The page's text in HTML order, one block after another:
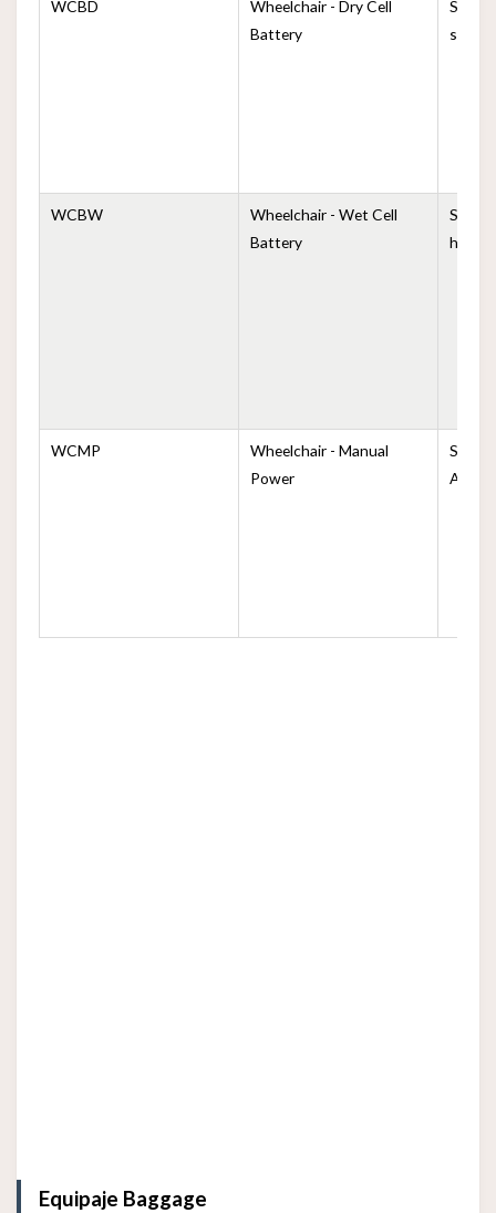
WCBD
Wheelchair - Dry Cell
Battery
Silla
seca
WCBW
Wheelchair - Wet Cell
Battery
Silla
WCMP
Wheelchair - Manual
Power
Silla
Equipaje Baggage